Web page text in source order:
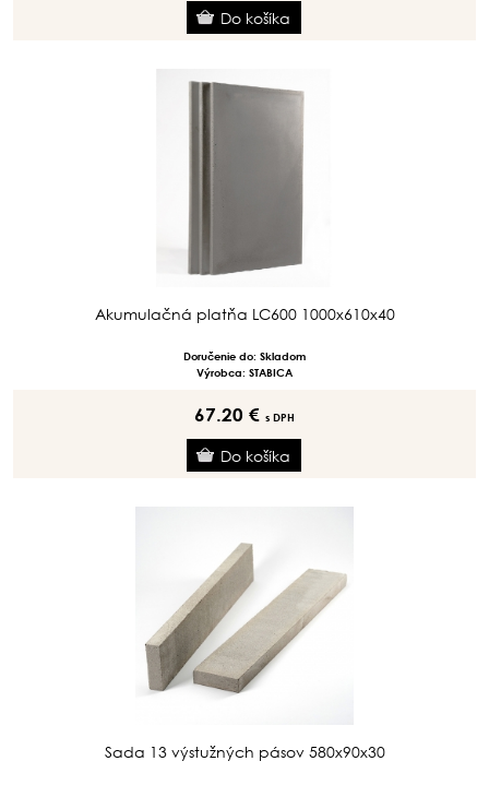
Akumulačná platňa LC600 1000x610x40
Doručenie do: Skladom
Výrobca: STABICA
67.20 € s DPH
Sada 13 výstužných pásov 580x90x30